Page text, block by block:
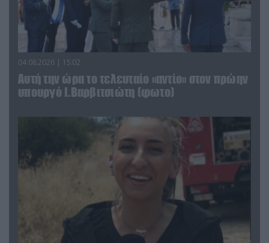
04.08.2026 | 15:02
Αυτή την ώρα το τελευταίο «αντίο» στον πρώην
υπουργό Ι.Βαρβιτσιώτη (φωτο)